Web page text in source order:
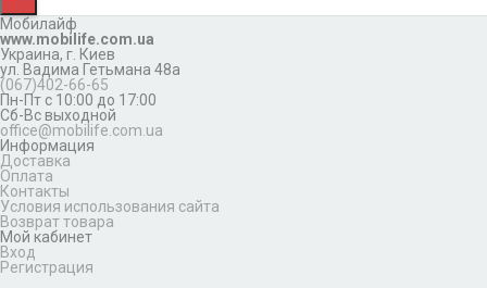
Мобилайф
www.mobilife.com.ua
Украина, г. Киев
ул. Вадима Гетьмана 48а
(067)402-66-65
Пн-Пт с 10:00 до 17:00
Сб-Вс выходной
office@mobilife.com.ua
Информация
Доставка
Оплата
Контакты
Условия использования сайта
Возврат товара
Мой кабинет
Вход
Регистрация